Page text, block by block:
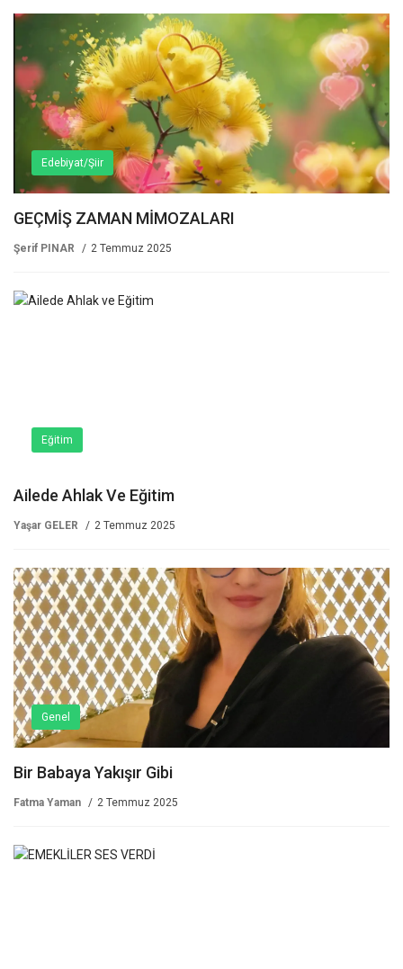
Edebiyat/Şiir
GEÇMİŞ ZAMAN MİMOZALARI
Şerif PINAR 2 Temmuz 2025
Eğitim
Ailede Ahlak Ve Eğitim
Yaşar GELER 2 Temmuz 2025
Genel
Bir Babaya Yakışır Gibi
Fatma Yaman 2 Temmuz 2025